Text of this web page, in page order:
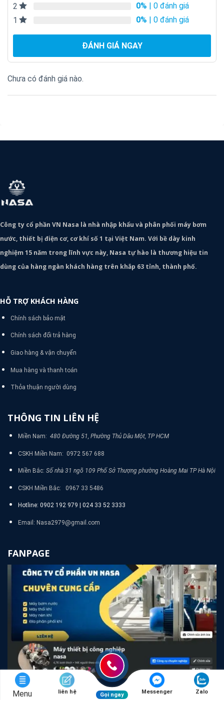
2
0% | 0 đánh giá
1
0% | 0 đánh giá
ĐÁNH GIÁ NGAY
Chưa có đánh giá nào.
Công ty cổ phần VN Nasa là nhà nhập khẩu và phân phối máy bơm
nước, thiết bị điện cơ, cơ khí số 1 tại Việt Nam. Với bề dày kinh
nghiệm 15 năm trong lĩnh vực này, Nasa tự hào là thương hiệu tin
dùng của hàng ngàn khách hàng trên khắp 63 tỉnh, thành phố.
HỖ TRỢ KHÁCH HÀNG
Chính sách bảo mật
Chính sách đổi trả hàng
Giao hàng & vận chuyển
Mua hàng và thanh toán
Thỏa thuận người dùng
THÔNG TIN LIÊN HỆ
Miền Nam: 480 Đường 51, Phường Thủ Dâu Một, TP HCM
CSKH Miền Nam: 0972 567 688
Miền Bắc: Số nhà 31 ngõ 109 Phố Sở Thượng phường Hoàng Mai TP Hà Nội
CSKH Miền Bắc: 0967 33 5486
Hotline: 0902 192 979 | 024 33 52 3333
Email: Nasa2979@gmail.com
FANPAGE
Menu liên hệ Gọi ngay Messenger Zalo